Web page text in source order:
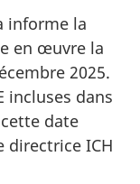
informe la
en œuvre la
2025.
incluses dans
date
directrice ICH